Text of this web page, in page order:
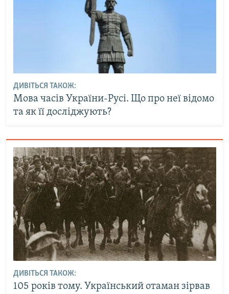
ДИВІТЬСЯ ТАКОЖ:
Мова часів України-Русі. Що про неї відомо
та як її досліджують?
ДИВІТЬСЯ ТАКОЖ:
105 років тому. Український отаман зірвав